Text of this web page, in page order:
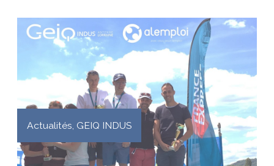
Actualités, GEIQ INDUS